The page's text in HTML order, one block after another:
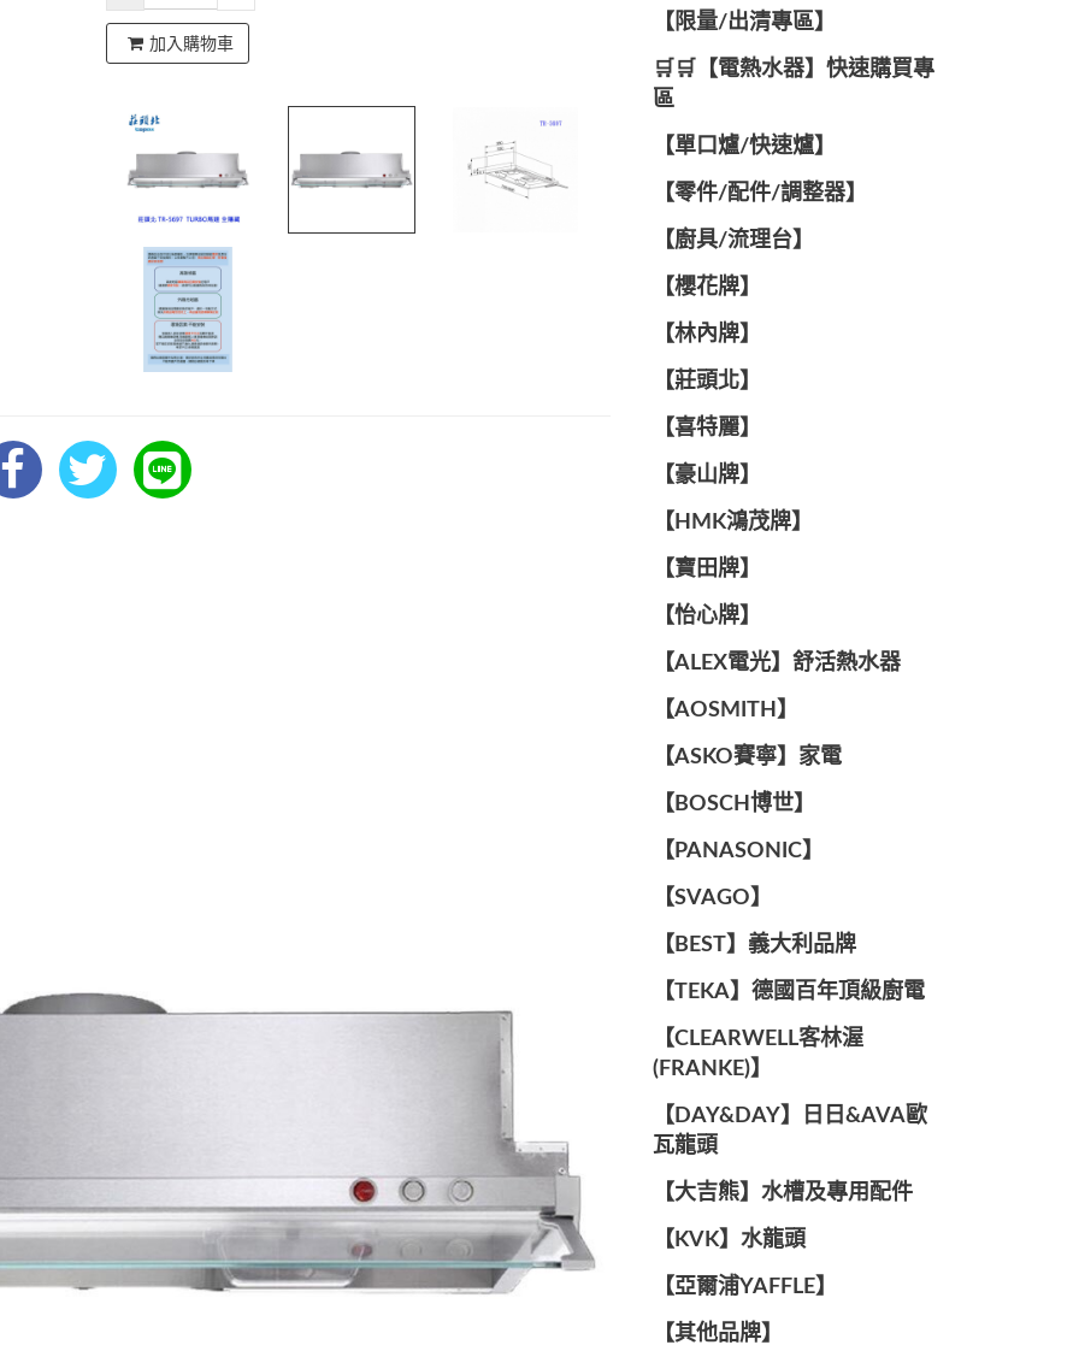
加入購物車
【限量/出清專區】
🛒🛒【電熱水器】快速購買專
區
【單口爐/快速爐】
【零件/配件/調整器】
【廚具/流理台】
【櫻花牌】
【林內牌】
【莊頭北】
【喜特麗】
【豪山牌】
【HMK鴻茂牌】
【寶田牌】
️【怡心牌】️
️️【ALEX電光】舒活熱水器️️
【AOSMITH】
【ASKO賽寧】家電
【BOSCH博世】
️【PANASONIC】️
️【SVAGO】️
️【BEST】️義大利品牌
️【TEKA】️德國百年頂級廚電
️【CLEARWELL客林渥
(FRANKE)】️
️【DAY&DAY】️日日&AVA歐
瓦龍頭
【大吉熊】水槽及專用配件
️【KVK】水龍頭️
【亞爾浦YAFFLE】
️【其他品牌】️